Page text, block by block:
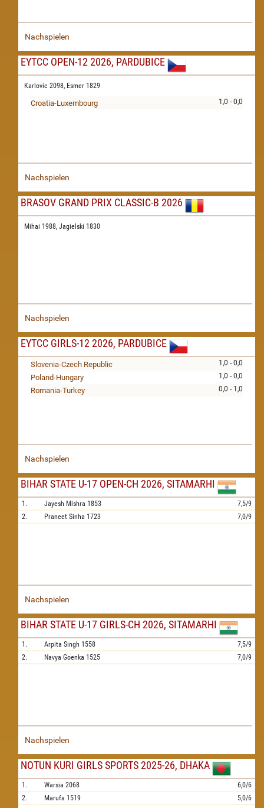
Nachspielen
EYTCC OPEN-12 2026, PARDUBICE
Karlovic 2098, Esmer 1829
1,0 - 0,0
Croatia-Luxembourg
Nachspielen
BRASOV GRAND PRIX CLASSIC-B 2026
Mihai 1988, Jagielski 1830
Nachspielen
EYTCC GIRLS-12 2026, PARDUBICE
1,0 - 0,0
Slovenia-Czech Republic
1,0 - 0,0
Poland-Hungary
0,0 - 1,0
Romania-Turkey
Nachspielen
BIHAR STATE U-17 OPEN-CH 2026, SITAMARHI
1. Jayesh Mishra 1853
7,5/9
2.
Praneet Sinha 1723 7,0/9
Nachspielen
BIHAR STATE U-17 GIRLS-CH 2026, SITAMARHI
1. Arpita Singh 1558
7,5/9
2.
Navya Goenka 1525 7,0/9
Nachspielen
NOTUN KURI GIRLS SPORTS 2025-26, DHAKA
1. Warsia 2068
6,0/6
2.
Marufa 1519
5,0/6